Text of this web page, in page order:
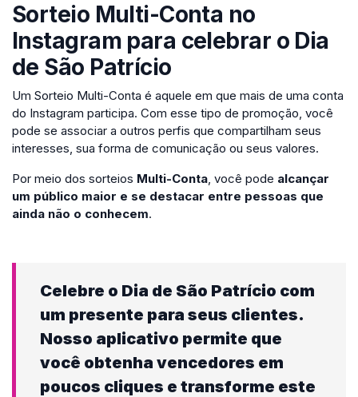
Sorteio Multi-Conta no
Instagram para celebrar o Dia
de São Patrício
Um Sorteio Multi-Conta é aquele em que mais de uma conta
do Instagram participa. Com esse tipo de promoção, você
pode se associar a outros perfis que compartilham seus
interesses, sua forma de comunicação ou seus valores.
Por meio dos sorteios Multi-Conta, você pode alcançar
um público maior e se destacar entre pessoas que
ainda não o conhecem.
Celebre o Dia de São Patrício com
um presente para seus clientes.
Nosso aplicativo permite que
você obtenha vencedores em
poucos cliques e transforme este